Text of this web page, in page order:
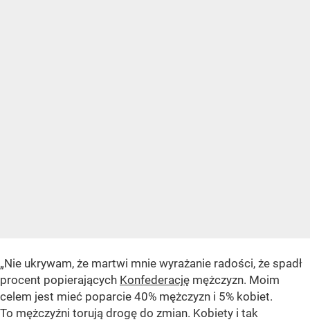
„Nie ukrywam, że martwi mnie wyrażanie radości, że spadł
procent popierających Konfederację mężczyzn. Moim
celem jest mieć poparcie 40% mężczyzn i 5% kobiet.
To mężczyźni torują drogę do zmian. Kobiety i tak